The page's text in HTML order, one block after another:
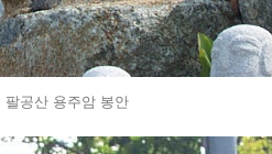
공산 용주암 봉안